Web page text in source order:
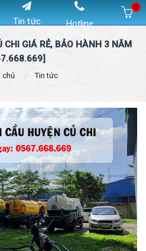
Tin tức Hotline
0
CHI GIÁ RẺ, BẢO HÀNH 3 NĂM
chủ Tin tức